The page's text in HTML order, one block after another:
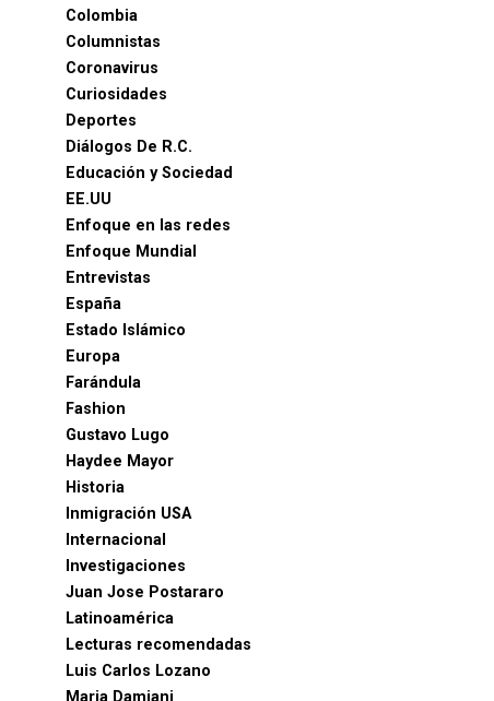
Colombia
Columnistas
Coronavirus
Curiosidades
Deportes
Diálogos De R.C.
Educación y Sociedad
EE.UU
Enfoque en las redes
Enfoque Mundial
Entrevistas
España
Estado Islámico
Europa
Farándula
Fashion
Gustavo Lugo
Haydee Mayor
Historia
Inmigración USA
Internacional
Investigaciones
Juan Jose Postararo
Latinoamérica
Lecturas recomendadas
Luis Carlos Lozano
Maria Damiani